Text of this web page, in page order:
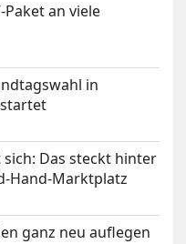
Paket an viele
in
sich: Das steckt hinter
Hand-Marktplatz
ganz neu auflegen